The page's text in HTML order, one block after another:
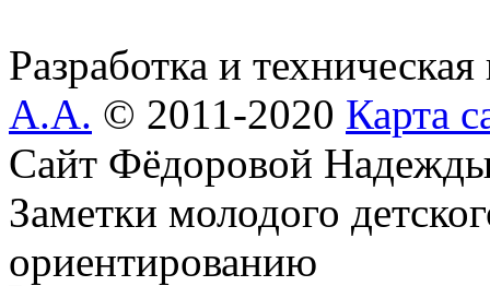
Разработка и
А.А. © 2011-2020 Карта
Сайт Фёдоровой
Заметки молодого
ориентированию